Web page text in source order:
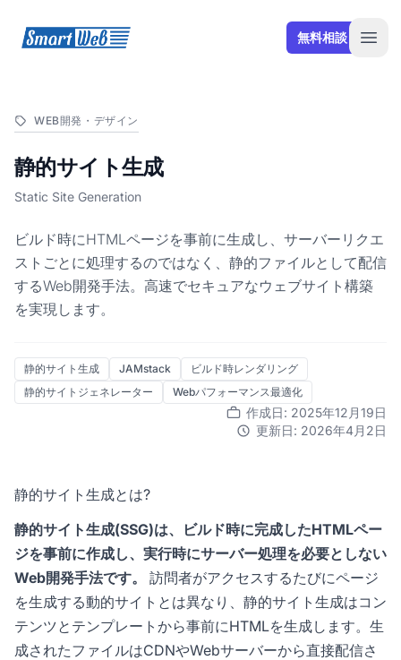
SmartWeb 無料相談
WEB開発・デザイン
静的サイト生成
Static Site Generation
ビルド時にHTMLページを事前に生成し、サーバーリクエ
ストごとに処理するのではなく、静的ファイルとして配信
するWeb開発手法。高速でセキュアなウェブサイト構築
を実現します。
静的サイト生成 JAMstack
ビルド時レンダリング
静的サイトジェネレーター
Webパフォーマンス最適化
作成日: 2025年12月19日
更新日: 2026年4月2日
静的サイト生成とは?
静的サイト生成(SSG)は、ビルド時に完成したHTMLペー
ジを事前に作成し、実行時にサーバー処理を必要としない
Web開発手法です。
訪問者がアクセスするたびにページ
を生成する動的サイトとは異なり、静的サイト生成はコン
テンツとテンプレートから事前にHTMLを生成します。生
成されたファイルはCDNやWebサーバーから直接配信さ